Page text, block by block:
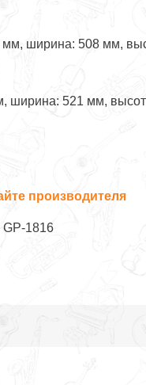
мм, ширина: 508 мм,
ширина: 521 мм,
производителя
GP-1816